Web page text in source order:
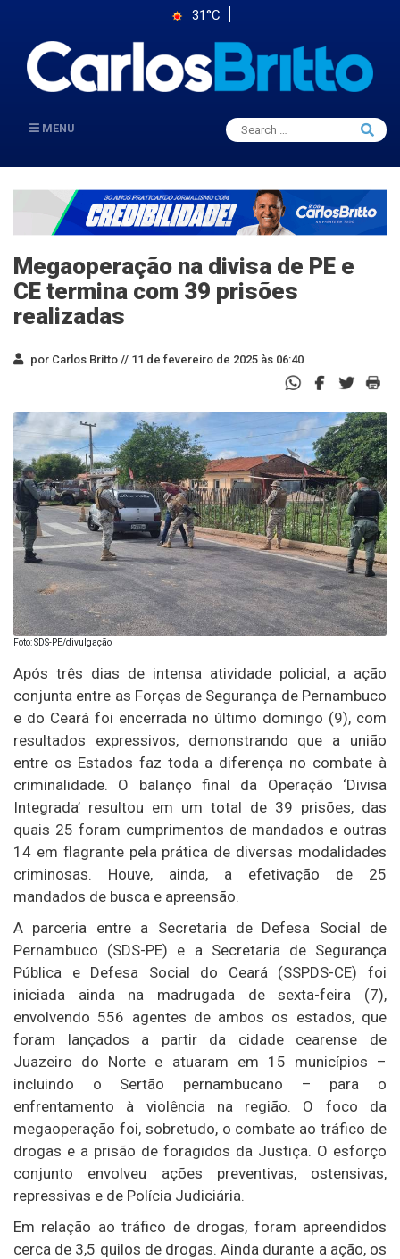
31°C
MENU
Search
for:
Search
Megaoperação na divisa de PE e
CE termina com 39 prisões
realizadas
por Carlos Britto // 11 de fevereiro de 2025 às 06:40
Foto: SDS-PE/divulgação
Após três dias de intensa atividade policial, a ação
conjunta entre as Forças de Segurança de Pernambuco
e do Ceará foi encerrada no último domingo (9), com
resultados expressivos, demonstrando que a união
entre os Estados faz toda a diferença no combate à
criminalidade. O balanço final da Operação ‘Divisa
Integrada’ resultou em um total de 39 prisões, das
quais 25 foram cumprimentos de mandados e outras
14 em flagrante pela prática de diversas modalidades
criminosas. Houve, ainda, a efetivação de 25
mandados de busca e apreensão.
A parceria entre a Secretaria de Defesa Social de
Pernambuco (SDS-PE) e a Secretaria de Segurança
Pública e Defesa Social do Ceará (SSPDS-CE) foi
iniciada ainda na madrugada de sexta-feira (7),
envolvendo 556 agentes de ambos os estados, que
foram lançados a partir da cidade cearense de
Juazeiro do Norte e atuaram em 15 municípios –
incluindo o Sertão pernambucano – para o
enfrentamento à violência na região. O foco da
megaoperação foi, sobretudo, o combate ao tráfico de
drogas e a prisão de foragidos da Justiça. O esforço
conjunto envolveu ações preventivas, ostensivas,
repressivas e de Polícia Judiciária.
Em relação ao tráfico de drogas, foram apreendidos
cerca de 3,5 quilos de drogas. Ainda durante a ação, os